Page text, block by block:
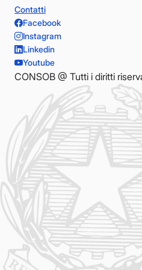
Contatti
Facebook
Instagram
Linkedin
Youtube
CONSOB @ Tutti i diritti